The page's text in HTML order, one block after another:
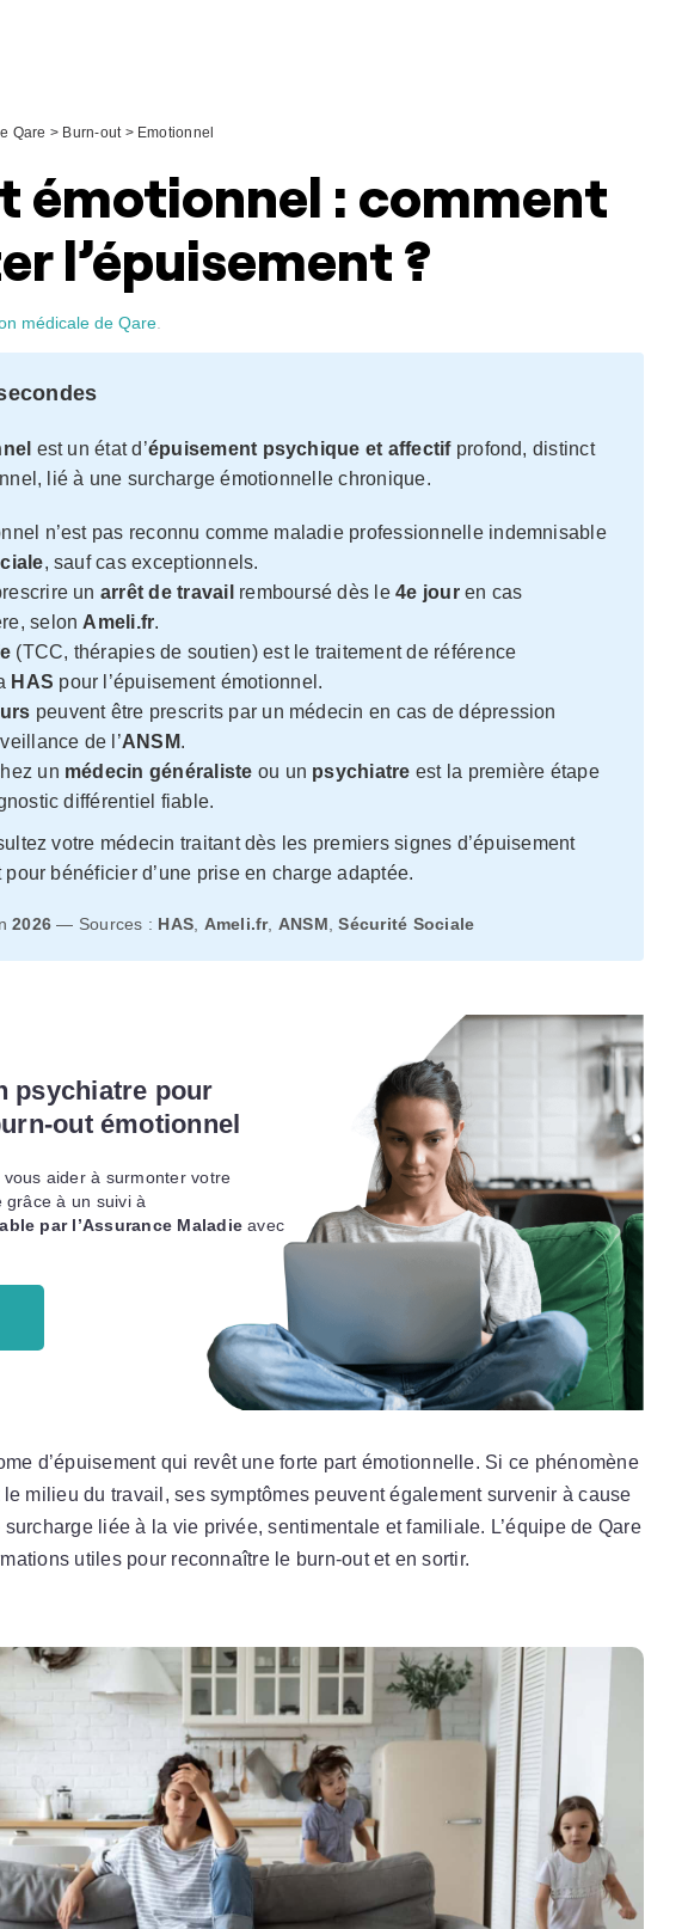
Qare > Burn-out> Emotionnel
émotionnel : comment
l’épuisement ?
médicale de Qare.
est un état d’épuisement psychique et affectifprofond, distinct
lié à une surcharge émotionnelle chronique.
n’est pas reconnu comme maladie professionnelle indemnisable
, sauf cas exceptionnels.
un arrêt de travail remboursé dès le4e jouren cas
selon Ameli.fr.
(TCC, thérapies de soutien) est le traitement de référence
HAS pour l’épuisement émotionnel.
peuvent être prescrits par un médecin en cas de dépression
de l’ANSM.
un médecin généraliste ou un psychiatre est la première étape
différentiel fiable.
votre médecin traitant dès les premiers signes d’épuisement
bénéficier d’une prise en charge adaptée.
2026 — Sources : HAS, Ameli.fr, ANSM ,Sécurité Sociale
psychiatre pour
out émotionnel
vous aider à surmonter votre
grâce à un suivi à
par l’Assurance Maladie avec
d’épuisement qui revêt une forte part émotionnelle. Si ce phénomène
milieu du travail, ses symptômes peuvent également survenir à cause
surcharge liée à la vie privée, sentimentale et familiale. L’équipe de Qare
utiles pour reconnaître le burn-out et en sortir.